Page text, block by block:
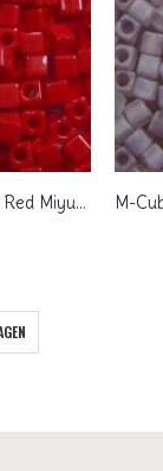
M-Cub-18-0408 Opaque Dark Red Miyuki Cubes 1.8×1.8 mm